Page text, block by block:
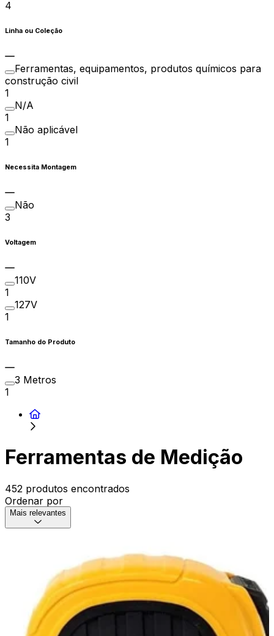
4
Linha ou Coleção
Ferramentas, equipamentos, produtos químicos para
construção civil
1
N/A
1
Não aplicável
1
Necessita Montagem
Não
3
Voltagem
110V
1
127V
1
Tamanho do Produto
3 Metros
1
Ferramentas de Medição
452 produtos encontrados
Ordenar por
Mais relevantes